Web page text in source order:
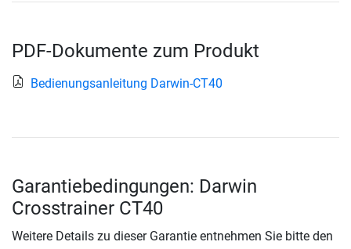
PDF-Dokumente zum Produkt
Bedienungsanleitung Darwin-CT40
Garantiebedingungen: Darwin
Crosstrainer CT40
Weitere Details zu dieser Garantie entnehmen Sie bitte den